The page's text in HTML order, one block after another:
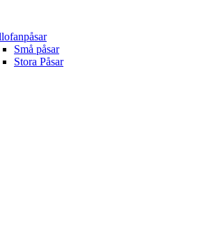
Små påsar
Stora Påsar